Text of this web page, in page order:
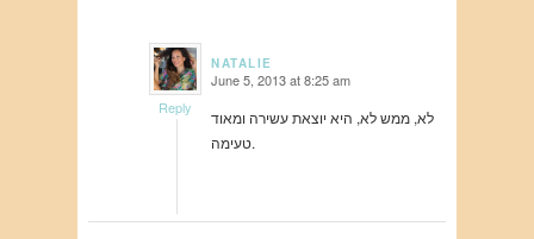
NATALIE
says: June 5, 2013 at 8:25 am
לא, ממש לא, היא יוצאת עשירה ומאוד
טעימה.
Reply